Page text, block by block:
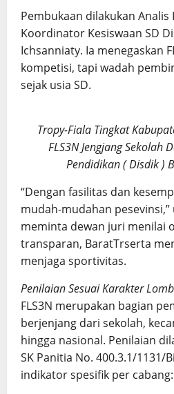
Pembukaan dilakukan Analis
Koordinator Kesiswaan SD
Ichsanniaty. Ia menegaskan
kompetisi, tapi wadah
sejak usia SD.
Tropy-Fiala Tingkat
FLS3N Jengjang Sekolah
Pendidikan ( Disdik )
“Dengan fasilitas dan
mudah-mudahan pesevinsi,”
meminta dewan juri menilai
transparan, BaratTrserta
menjaga sportivitas.
Penilaian Sesuai Karakter
FLS3N merupakan bagian
berjenjang dari sekolah,
hingga nasional. Penilaian
SK Panitia No. 400.3.1/1131/
indikator spesifik per cabang: